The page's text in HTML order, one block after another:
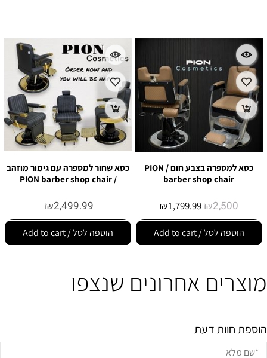
כסא למספרה בצבע חום / PION
barber shop chair
₪2,500
₪1,799.99
הוספה לסל / Add to cart
כסא שחור למספרה עם גימור מוזהב
/ PION barber shop chair
₪2,499.99
הוספה לסל / Add to cart
מוצרים אחרונים שנצפו
הוספת חוות דעת